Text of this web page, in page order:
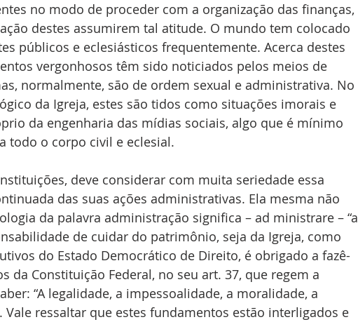
no modo de proceder com a organização das finanças,
destes assumirem tal atitude. O mundo tem colocado
públicos e eclesiásticos frequentemente. Acerca destes
vergonhosos têm sido noticiados pelos meios de
normalmente, são de ordem sexual e administrativa. No
da Igreja, estes são tidos como situações imorais e
da engenharia das mídias sociais, algo que é mínimo
todo o corpo civil e eclesial.
deve considerar com muita seriedade essa
das suas ações administrativas. Ela mesma não
da palavra administração significa – ad ministrare – “a
de cuidar do patrimônio, seja da Igreja, como
do Estado Democrático de Direito, é obrigado a fazê-
da Constituição Federal, no seu art. 37, que regem a
“A legalidade, a impessoalidade, a moralidade, a
Vale ressaltar que estes fundamentos estão interligados e